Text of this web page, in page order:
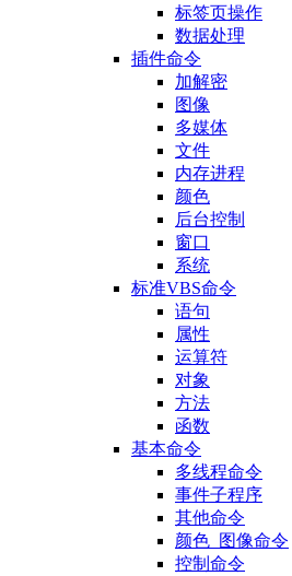
标签页操作
数据处理
插件命令
加解密
图像
多媒体
文件
内存进程
颜色
后台控制
窗口
系统
标准VBS命令
语句
属性
运算符
对象
方法
函数
基本命令
多线程命令
事件子程序
其他命令
颜色_图像命令
控制命令